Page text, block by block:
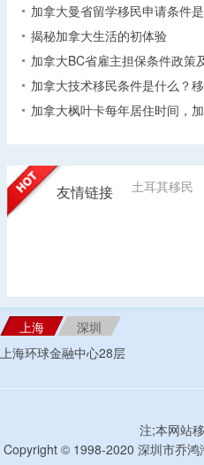
加拿大曼省留学移民申请条件
揭秘加拿大生活的初体验
加拿大BC省雇主担保条件政策
加拿大技术移民条件是什么？
加拿大枫叶卡每年居住时间，
友情链接 土耳其移民
上海
深圳
上海环球金融中心28层
注;本网站
Copyright © 1998-2020 深圳市乔鸿